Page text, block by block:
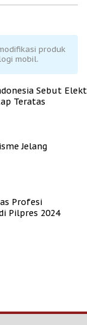
produk
mobil.
Sebut
Teratas
Jelang
Profesi
Pilpres 2024